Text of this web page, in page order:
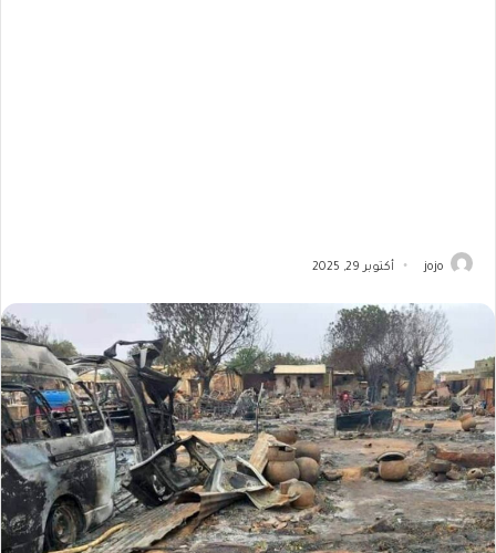
jojo أكتوبر 29, 2025